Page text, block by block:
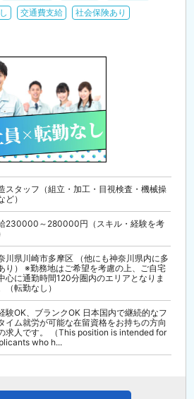
交通費支給
社会保険あり
スタッフ（組立・加工・目視検査・機械操
ど）
230000～280000円（スキル・経験を考
川県川崎市多摩区 （他にも神奈川県内に多
り） ※勤務地はご希望を考慮の上、ご自宅
心に通勤時間120分圏内のエリアとなりま
（転勤なし）
験OK、ブランクOK 日本国内で継続的なフ
イム就労が可能な在留資格をお持ちの方向
求人です。 （This position is intended for
who h...